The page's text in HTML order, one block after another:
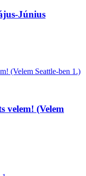
Június
velem! (Velem